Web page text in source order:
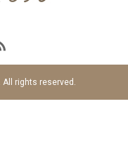
All rights reserved.